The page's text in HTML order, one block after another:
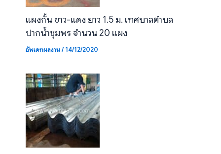
แผงกั้น ขาว-แดง ยาว 1.5 ม. เทศบาลตำบล
ปากน้ำชุมพร จำนวน 20 แผง
อัพเดทผลงาน/14/12/2020